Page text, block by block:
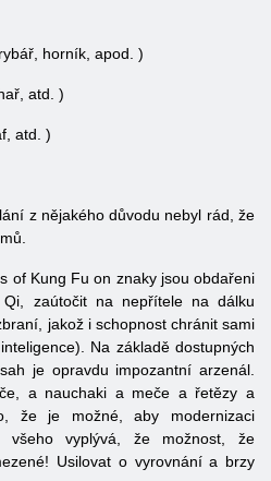
horník, apod. )
atd. )
atd. )
z nějakého důvodu nebyl rád, že
of Kung Fu on znaky jsou obdařeni
zaútočit na nepřítele na dálku
jakož i schopnost chránit sami
Na základě dostupných
je opravdu impozantní arzenál.
a nauchaki a meče a řetězy a
že je možné, aby modernizaci
vyplývá, že možnost, že
Usilovat o vyrovnání a brzy